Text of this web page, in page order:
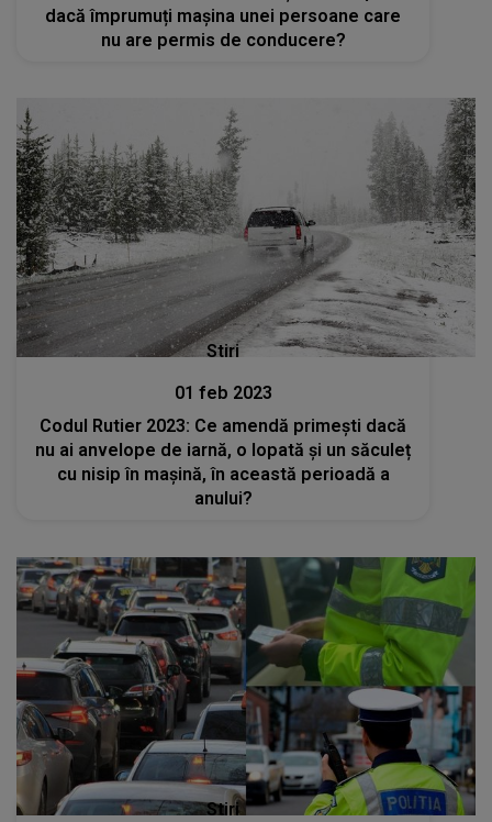
dacă împrumuți mașina unei persoane care
nu are permis de conducere?
Stiri
01 feb 2023
Codul Rutier 2023: Ce amendă primești dacă
nu ai anvelope de iarnă, o lopată și un săculeț
cu nisip în mașină, în această perioadă a
anului?
Stiri